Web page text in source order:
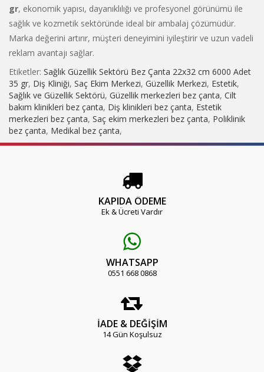
gr, ekonomik yapısı, dayanıklılığı ve profesyonel görünümü ile
sağlık ve kozmetik sektöründe ideal bir ambalaj çözümüdür.
Marka değerini artırır, müşteri deneyimini iyileştirir ve uzun vadeli
reklam avantajı sağlar.
Etiketler: Sağlık Güzellik Sektörü Bez Çanta 22x32 cm 6000 Adet
35 gr, Diş Kliniği, Saç Ekim Merkezi, Güzellik Merkezi, Estetik,
Sağlık ve Güzellik Sektörü, Güzellik merkezleri bez çanta, Cilt
bakım klinikleri bez çanta, Diş klinikleri bez çanta, Estetik
merkezleri bez çanta, Saç ekim merkezleri bez çanta, Poliklinik
bez çanta, Medikal bez çanta,
KAPIDA ÖDEME
Ek & Ücreti Vardır
WHATSAPP
0551 668 0868
İADE & DEĞİŞİM
14 Gün Koşulsuz